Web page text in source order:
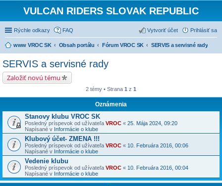
VULCAN RIDERS SLOVAK REPUBLIC
Rýchle odkazy FAQ Prihlásiť sa
Vytvoriť účet
www VROC SK Obsah portálu Fórum VROC SK SERVIS a servisné rady
SERVIS a servisné rady
Založiť novú tému
2 témy • Strana 1 z 1
Oznámenia
Stanovy klubu VROC SK
Posledný príspevok od užívateľa VROC « 25. Mája 2024, 09:20
Napísané v Informácie o klube
Klubový účet- ZMENA !!!
Posledný príspevok od užívateľa VROC « 10. Februára 2016, 00:06
Napísané v Informácie o klube
Vedenie klubu
Posledný príspevok od užívateľa VROC « 10. Februára 2016, 00:04
Napísané v Informácie o klube